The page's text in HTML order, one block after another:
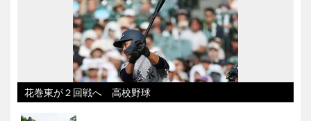
花巻東が２回戦へ 高校野球